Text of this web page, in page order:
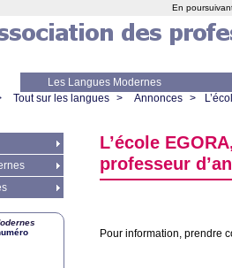
Les Langues Modernes
Tout sur les langues > Annonces >
L’école EGORA
professeur
Pour information, prendre
En